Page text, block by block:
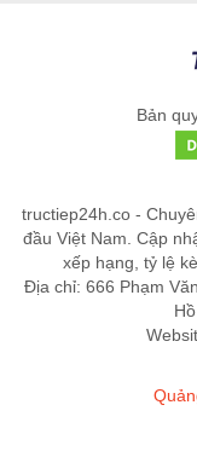
Bản
tructiep24h.co -
đầu Việt Nam. Cập
xếp hạng, tỷ lệ
Địa chỉ: 666 Phạm